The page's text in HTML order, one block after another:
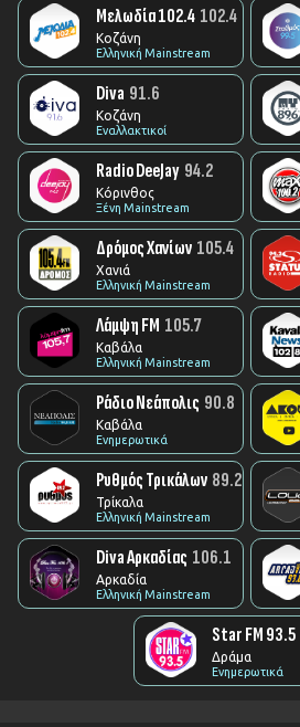
Μελωδία 102.4 102.4
Κοζάνη
Ελληνική Mainstream
Diva 91.6
Κοζάνη
Εναλλακτικοί
Radio DeeJay 94.2
Κόρινθος
Ξένη Mainstream
Δρόμος Χανίων 105.4
Χανιά
Ελληνική Mainstream
Λάμψη FM 105.7
Καβάλα
Ελληνική Mainstream
Ράδιο Νεάπολις 90.8
Καβάλα
Ενημερωτικά
Ρυθμός Τρικάλων 89.2
Τρίκαλα
Ελληνική Mainstream
Diva Αρκαδίας 106.1
Αρκαδία
Ελληνική Mainstream
Star FM 93.5
Δράμα
Ενημερωτικά